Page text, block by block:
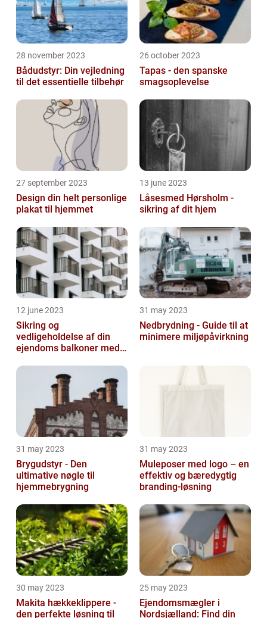
28 november 2023
Bådudstyr: Din vejledning
til det essentielle tilbehør
26 october 2023
Tapas - den spanske
smagsoplevelse
27 september 2023
Design din helt personlige
plakat til hjemmet
13 june 2023
Låsesmed Hørsholm -
sikring af dit hjem
12 june 2023
Sikring og
vedligeholdelse af din
ejendoms balkoner med
31 may 2023
Nedbrydning - Guide til at
minimere miljøpåvirkning
31 may 2023
Brygudstyr - Den
ultimative nøgle til
hjemmebrygning
31 may 2023
Muleposer med logo – en
effektiv og bæredygtig
branding-løsning
30 may 2023
Makita hækkeklippere -
den perfekte løsning til
25 may 2023
Ejendomsmægler i
Nordsjælland: Find din